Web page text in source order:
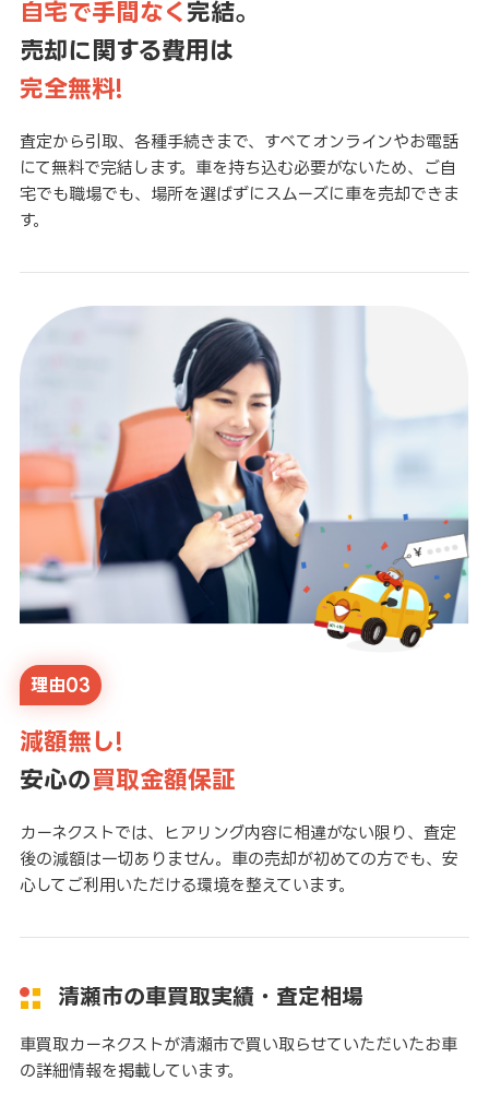
自宅で手間なく 完結。
売却に関する費用は
完全無料!
査定から引取、各種手続きまで、すべてオンラインやお電話
にて無料で完結します。車を持ち込む必要がないため、ご自
宅でも職場でも、場所を選ばずにスムーズに車を売却できま
す。
理由03
減額無し!
安心の買取金額保証
カーネクストでは、ヒアリング内容に相違がない限り、査定
後の減額は一切ありません。車の売却が初めての方でも、安
心してご利用いただける環境を整えています。
清瀬市の車買取実績・査定相場
車買取カーネクストが清瀬市で買い取らせていただいたお車
の詳細情報を掲載しています。